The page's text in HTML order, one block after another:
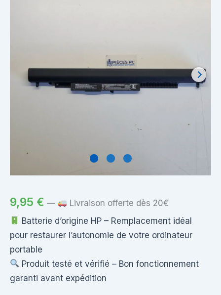
9,95 € —
Livraison offerte dès 20€
Batterie d’origine HP – Remplacement idéal
pour restaurer l’autonomie de votre ordinateur
portable
Produit testé et vérifié – Bon fonctionnement
garanti avant expédition